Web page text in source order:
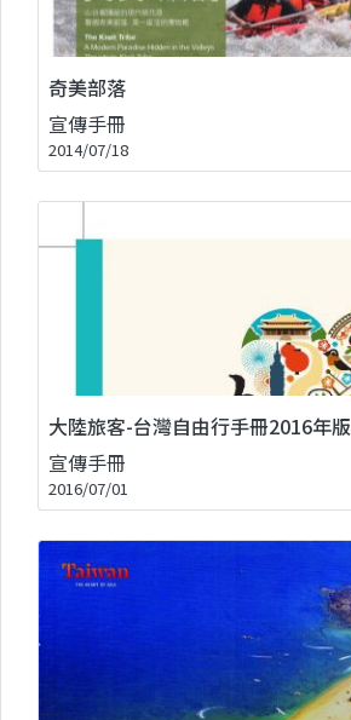
奇美部落
宣傳手冊
2014/07/18
大陸旅客-台灣自由行手冊2016年版
宣傳手冊
2016/07/01